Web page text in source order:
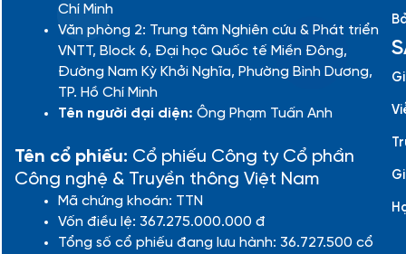
Chí Minh
Văn phòng 2: Trung tâm Nghiên cứu & Phát triển
VNTT, Block 6, Đại học Quốc tế Miền Đông,
Đường Nam Kỳ Khởi Nghĩa, Phường Bình Dương,
TP. Hồ Chí Minh
Tên người đại diện: Ông Phạm Tuấn Anh
Tên cổ phiếu: Cổ phiếu Công ty Cổ phần
Công nghệ & Truyền thông Việt Nam
Mã chứng khoán: TTN
Vốn điều lệ: 367.275.000.000 đ
Tổng số cổ phiếu đang lưu hành: 36.727.500 cổ